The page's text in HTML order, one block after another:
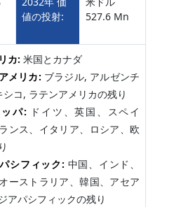
値の投射:
527.6 Mn
カ: 米国とカナダ
メリカ: ブラジル, アルゼンチ
シコ, ラテンアメリカの残り
パ: ドイツ、英国、スペイ
ンス、イタリア、ロシア、欧
シフィック: 中国、インド、
ーストラリア、韓国、アセア
アパシフィックの残り